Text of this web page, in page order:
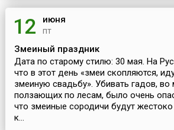
12 июня
пт
Змеиный праздник
Дата по старому стилю: 30 мая. На
что в этот день «змеи скопляются,
змеиную свадьбу». Убивать гадов, во
ползающих по лесам, было очень
что змеиные сородичи будут
к...